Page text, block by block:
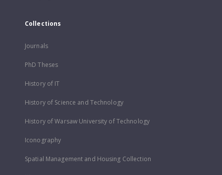
Collections
Journals
PhD Theses
History of IT
History of Science and Technology
History of Warsaw University of Technology
Iconography
Spatial Management and Housing Collection